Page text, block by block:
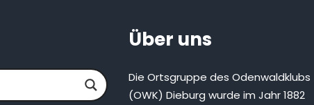
Über uns
Die Ortsgruppe des Odenwaldklubs
(OWK) Dieburg wurde im Jahr 1882